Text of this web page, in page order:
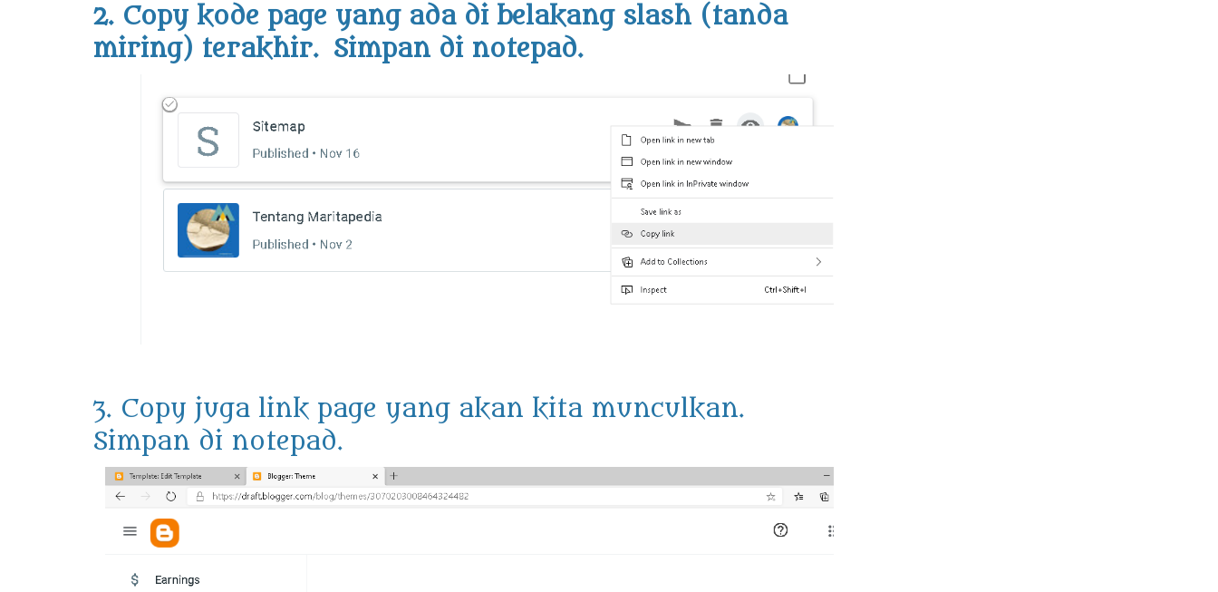
2. Copy kode page yang ada di belakang slash (tanda
miring) terakhir. Simpan di notepad.
3. Copy juga link page yang akan kita munculkan.
Simpan di notepad.